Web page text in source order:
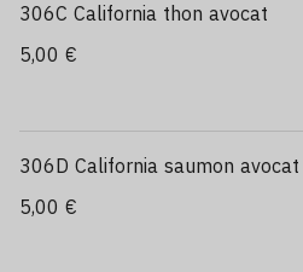
306C California thon avocat
5,00 €
306D California saumon avocat
5,00 €